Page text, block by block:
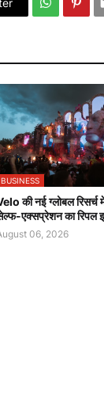
BUSINESS
की नई ग्लोबल रिसर्च
एक्सप्रेशन का रिपल
06, 2026